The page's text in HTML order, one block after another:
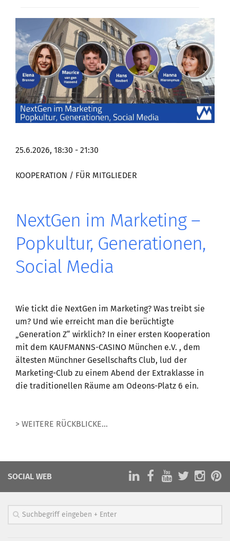
25.6.2026, 18:30 - 21:30
KOOPERATION / FÜR MITGLIEDER
NextGen im Marketing –
Popkultur, Generationen,
Social Media
Wie tickt die NextGen im Marketing? Was treibt sie
um? Und wie erreicht man die berüchtigte
„Generation Z“ wirklich? In einer ersten Kooperation
mit dem KAUFMANNS-CASINO München e.V. , dem
ältesten Münchner Gesellschafts Club, lud der
Marketing-Club zu einem Abend der Extraklasse in
die traditionellen Räume am Odeons-Platz 6 ein.
> WEITERE RÜCKBLICKE...
SOCIAL WEB